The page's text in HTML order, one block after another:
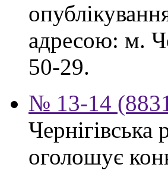
адресою: м.
50-29.
№ 13-14
Чернігівська
оголошує